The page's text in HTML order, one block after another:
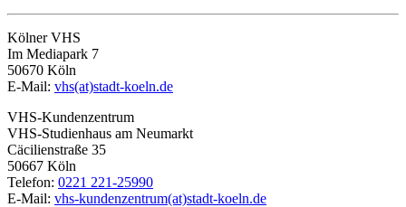
Kölner VHS
Im Mediapark 7
50670 Köln
E-Mail: vhs(at)stadt-koeln.de
VHS-Kundenzentrum
VHS-Studienhaus am Neumarkt
Cäcilienstraße 35
50667 Köln
Telefon: 0221 221-25990
E-Mail: vhs-kundenzentrum(at)stadt-koeln.de